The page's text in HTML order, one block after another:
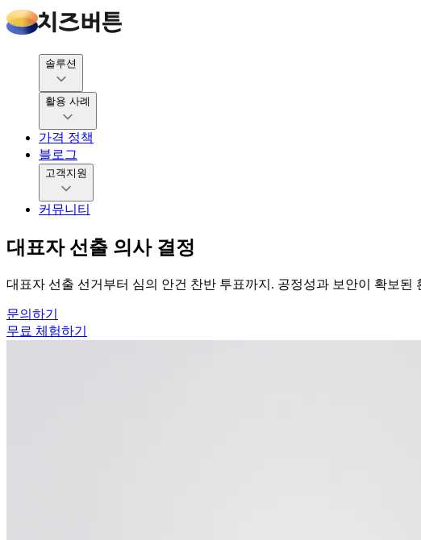
솔루션
활용 사례
가격 정책
블로그
고객지원
커뮤니티
대표자 선출 의사 결정
대표자 선출 선거부터 심의 안건 찬반 투표까지. 공정성과 보안이 확보된
문의하기
무료 체험하기